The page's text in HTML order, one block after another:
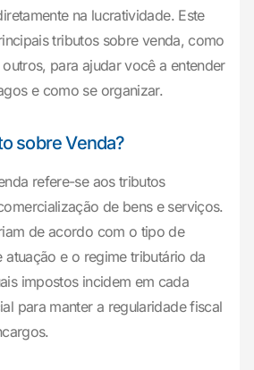
na lucratividade. Este
tributos sobre venda, como
outros, para ajudar você a entender
e como se organizar.
sobre Venda?
refere-se aos tributos
de bens e serviços.
de acordo com o tipo de
e o regime tributário da
impostos incidem em cada
para manter a regularidade fiscal